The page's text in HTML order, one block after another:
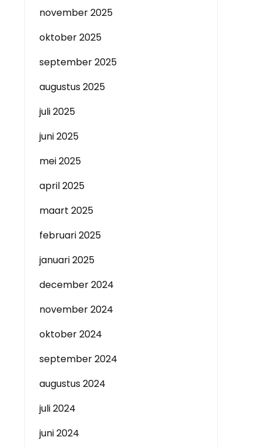
november 2025
oktober 2025
september 2025
augustus 2025
juli 2025
juni 2025
mei 2025
april 2025
maart 2025
februari 2025
januari 2025
december 2024
november 2024
oktober 2024
september 2024
augustus 2024
juli 2024
juni 2024